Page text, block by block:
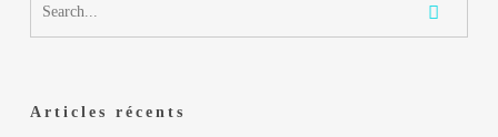
Articles récents